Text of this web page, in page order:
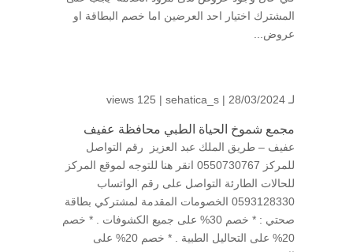
المشترك اختيار احد العرضين اما خصم البطاقة او
عروض...
لـ sehatica_s | 28/03/2024 |
125 views
مجمع شموخ الحياة الطبي محافظة عفيف
عفيف – طريق الملك عبد العزيز رقم التواصل
للمركز 0550730767 انقر هنا للتوجه لموقع المركز
للحالات الطارئة التواصل على رقم الواتساب
0593128330 الخصومات المقدمة لمشتركي بطاقة
صحتي : * خصم 30% على جميع الكشوفات . * خصم
20% على التحاليل الطبية . * خصم 20% على